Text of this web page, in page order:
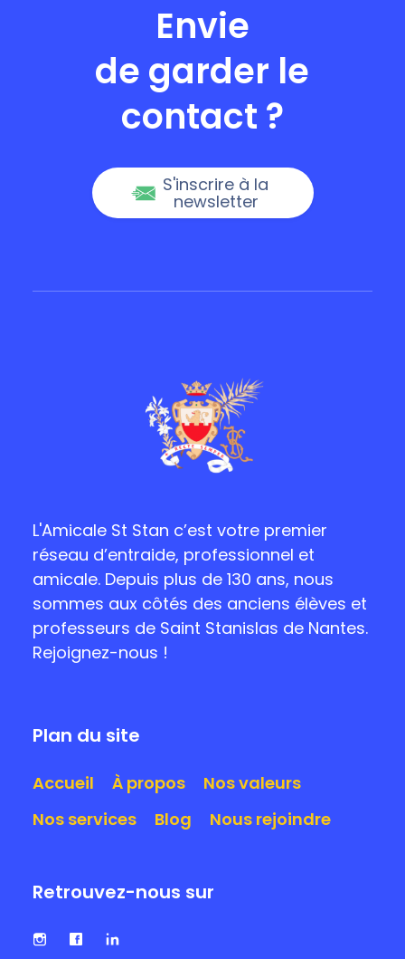
Envie
de garder le
contact ?
S'inscrire à la
newsletter
L'Amicale St Stan c’est votre premier
réseau d’entraide, professionnel et
amicale. Depuis plus de 130 ans, nous
sommes aux côtés des anciens élèves et
professeurs de Saint Stanislas de Nantes.
Rejoignez-nous !
Plan du site
Accueil À propos
Nos valeurs
Nos services
Blog Nous rejoindre
Retrouvez-nous sur